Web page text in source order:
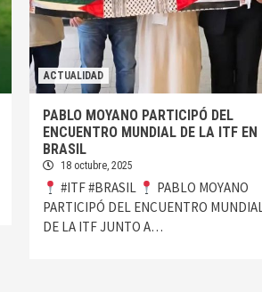
ACTUALIDAD
PABLO MOYANO PARTICIPÓ DEL
ENCUENTRO MUNDIAL DE LA ITF EN
BRASIL
18 octubre, 2025
#ITF #BRASIL
PABLO MOYANO
PARTICIPÓ DEL ENCUENTRO
DE LA ITF JUNTO A…